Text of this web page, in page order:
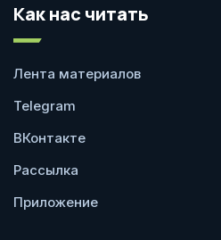
Как нас читать
Лента материалов
Telegram
ВКонтакте
Рассылка
Приложение